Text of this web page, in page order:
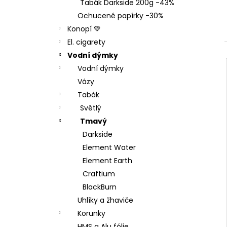
Tabák Darkside 200g -43%
Ochucené papírky -30%
Konopí 💚
El. cigarety
Vodní dýmky
Vodní dýmky
Vázy
Tabák
Světlý
Tmavý
Darkside
Element Water
Element Earth
Craftium
BlackBurn
Uhlíky a žhaviče
Korunky
THC-X DRŤ TRIM 30%, 1G
100 Kč
Původně:150 Kč